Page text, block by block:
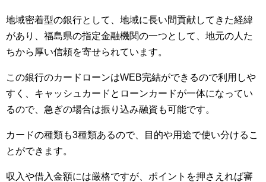
地域密着型の銀行として、地域に長い間貢献してきた経緯
があり、福島県の指定金融機関の一つとして、地元の人た
ちから厚い信頼を寄せられています。
この銀行のカードローンはWEB完結ができるので利用しや
すく、キャッシュカードとローンカードが一体になってい
るので、急ぎの場合は振り込み融資も可能です。
カードの種類も3種類あるので、目的や用途で使い分けるこ
とができます。
収入や借入金額には厳格ですが、ポイントを押さえれば審